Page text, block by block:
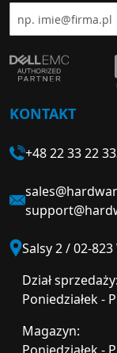
KONTAKT
+48 22 33 22
Salsy 2 / 02-
Dział sprzedaży:
Poniedziałek -
Magazyn:
Poniedziałek -